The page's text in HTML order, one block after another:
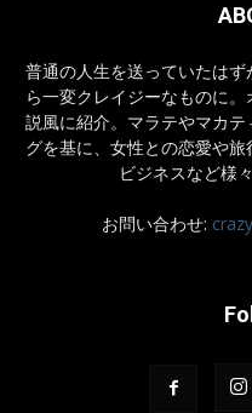
普通の人生を送っていたは
ら一変クレイジーなものに
説風に紹介。マラテやマカ
グを基に、女性との恋愛や
ビジネスなど様
お問い合わせ: